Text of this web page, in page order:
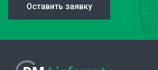
Оставить заявку